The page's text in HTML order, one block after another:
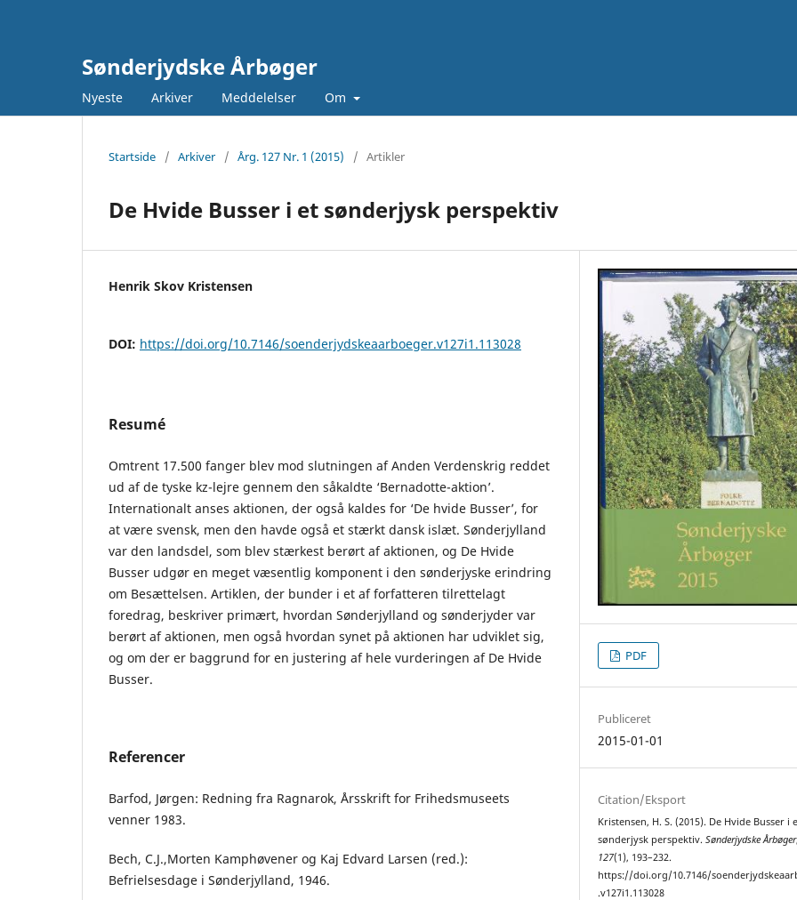
Sønderjydske Årbøger
Nyeste Arkiver Meddelelser Om
Startside / Arkiver / Årg. 127 Nr. 1 (2015) / Artikler
De Hvide Busser i et sønderjysk perspektiv
Henrik Skov Kristensen
DOI: https://doi.org/10.7146/soenderjydskeaarboeger.v127i1.113028
Resumé
Omtrent 17.500 fanger blev mod slutningen af Anden Verdenskrig reddet
ud af de tyske kz-lejre gennem den såkaldte ‘Bernadotte-aktion’.
Internationalt anses aktionen, der også kaldes for ‘De hvide Busser’, for
at være svensk, men den havde også et stærkt dansk islæt. Sønderjylland
var den landsdel, som blev stærkest berørt af aktionen, og De Hvide
Busser udgør en meget væsentlig komponent i den sønderjyske erindring
om Besættelsen. Artiklen, der bunder i et af forfatteren tilrettelagt
foredrag, beskriver primært, hvordan Sønderjylland og sønderjyder var
berørt af aktionen, men også hvordan synet på aktionen har udviklet sig,
og om der er baggrund for en justering af hele vurderingen af De Hvide
Busser.
Referencer
Barfod, Jørgen: Redning fra Ragnarok, Årsskrift for Frihedsmuseets
venner 1983.
Bech, C.J.,Morten Kamphøvener og Kaj Edvard Larsen (red.):
Befrielsesdage i Sønderjylland, 1946.
PDF
Publiceret
2015-01-01
Citation/Eksport
Kristensen, H. S. (2015). De Hvide Busser i
sønderjysk perspektiv.Sønderjydske Årbøger,
127(1), 193–232.
https://doi.org/10.7146/
.v127i1.113028